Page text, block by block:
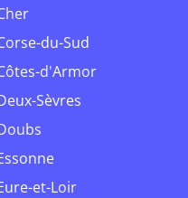
Cher
Corse-du-Sud
Côtes-d'Armor
Deux-Sèvres
Doubs
Essonne
Eure-et-Loir